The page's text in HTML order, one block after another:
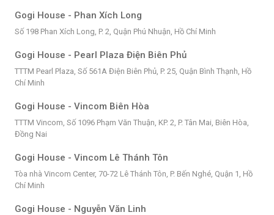
Gogi House - Phan Xích Long
Số 198 Phan Xích Long, P. 2, Quận Phú Nhuận, Hồ Chí Minh
Gogi House - Pearl Plaza Điện Biên Phủ
TTTM Pearl Plaza, Số 561A Điện Biên Phủ, P. 25, Quận Bình Thạnh, Hồ
Chí Minh
Gogi House - Vincom Biên Hòa
TTTM Vincom, Số 1096 Phạm Văn Thuận, KP. 2, P. Tân Mai, Biên Hòa,
Đồng Nai
Gogi House - Vincom Lê Thánh Tôn
Tòa nhà Vincom Center, 70-72 Lê Thánh Tôn, P. Bến Nghé, Quận 1, Hồ
Chí Minh
Gogi House - Nguyễn Văn Linh